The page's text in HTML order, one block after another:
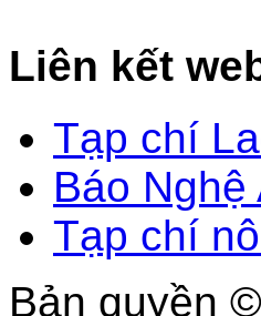
Liên kết
Tạp chí
Báo Nghệ
Tạp chí
Bản quyền